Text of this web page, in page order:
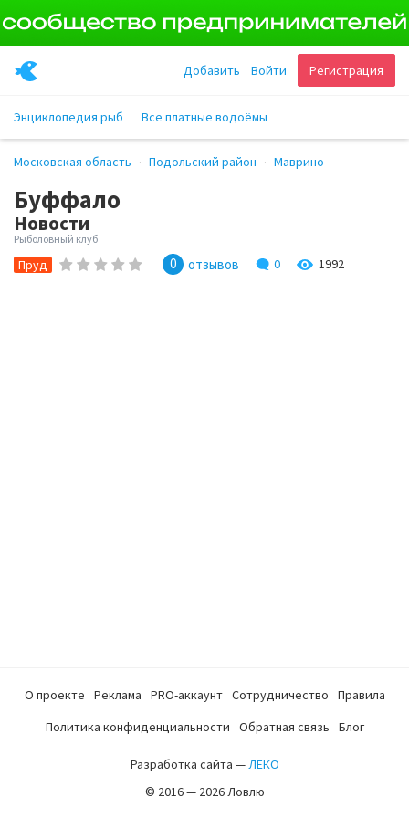
Регистрация
Войти
Добавить
Энциклопедия рыб Все платные водоёмы
Московская область Подольский район Маврино
Буффало
Новости
Рыболовный клуб
Пруд 0 отзывов 0 1992
О проекте Реклама PRO-аккаунт Сотрудничество
Правила
Политика конфиденциальности
Обратная связь Блог
Разработка сайта —ЛЕКО
© 2016 — 2026 Ловлю